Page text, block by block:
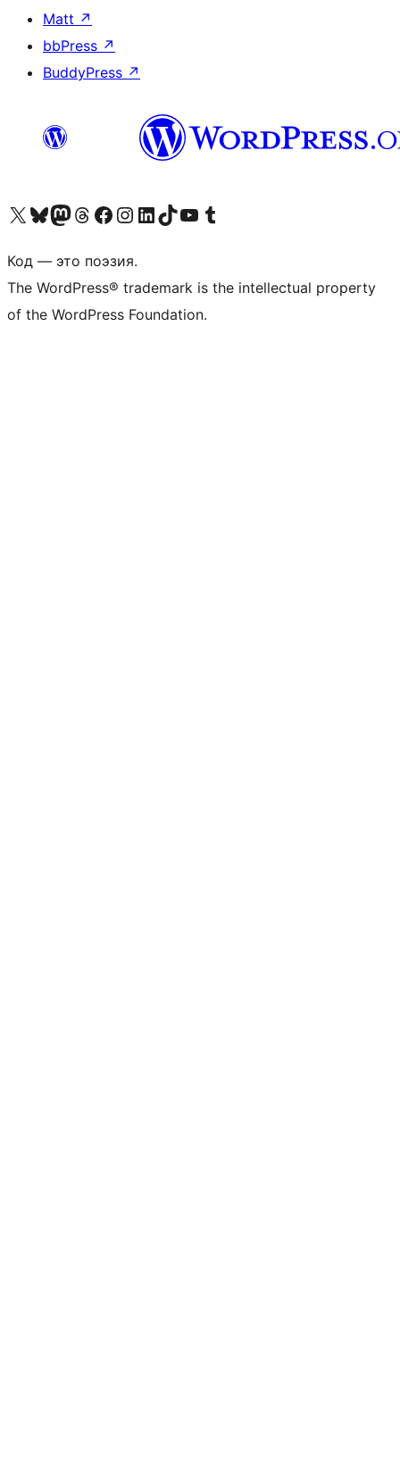
Matt ↗
bbPress ↗
BuddyPress ↗
Посетите нас в X (ранее Twitter)
Посетите нашу учётную запись в Bluesky
Посетите нашу ленту в Mastodon
Посетите нашу учётную запись в Threads
Посетите нашу страницу на Facebook
Посетите наш Instagram
Посетите нашу страницу в LinkedIn
Посетите нашу учётную запись в TikTok
Посетите наш канал YouTube
Посетите нашу учётную запись в Tumblr
Код — это поэзия.
The WordPress® trademark is the intellectual property
of the WordPress Foundation.